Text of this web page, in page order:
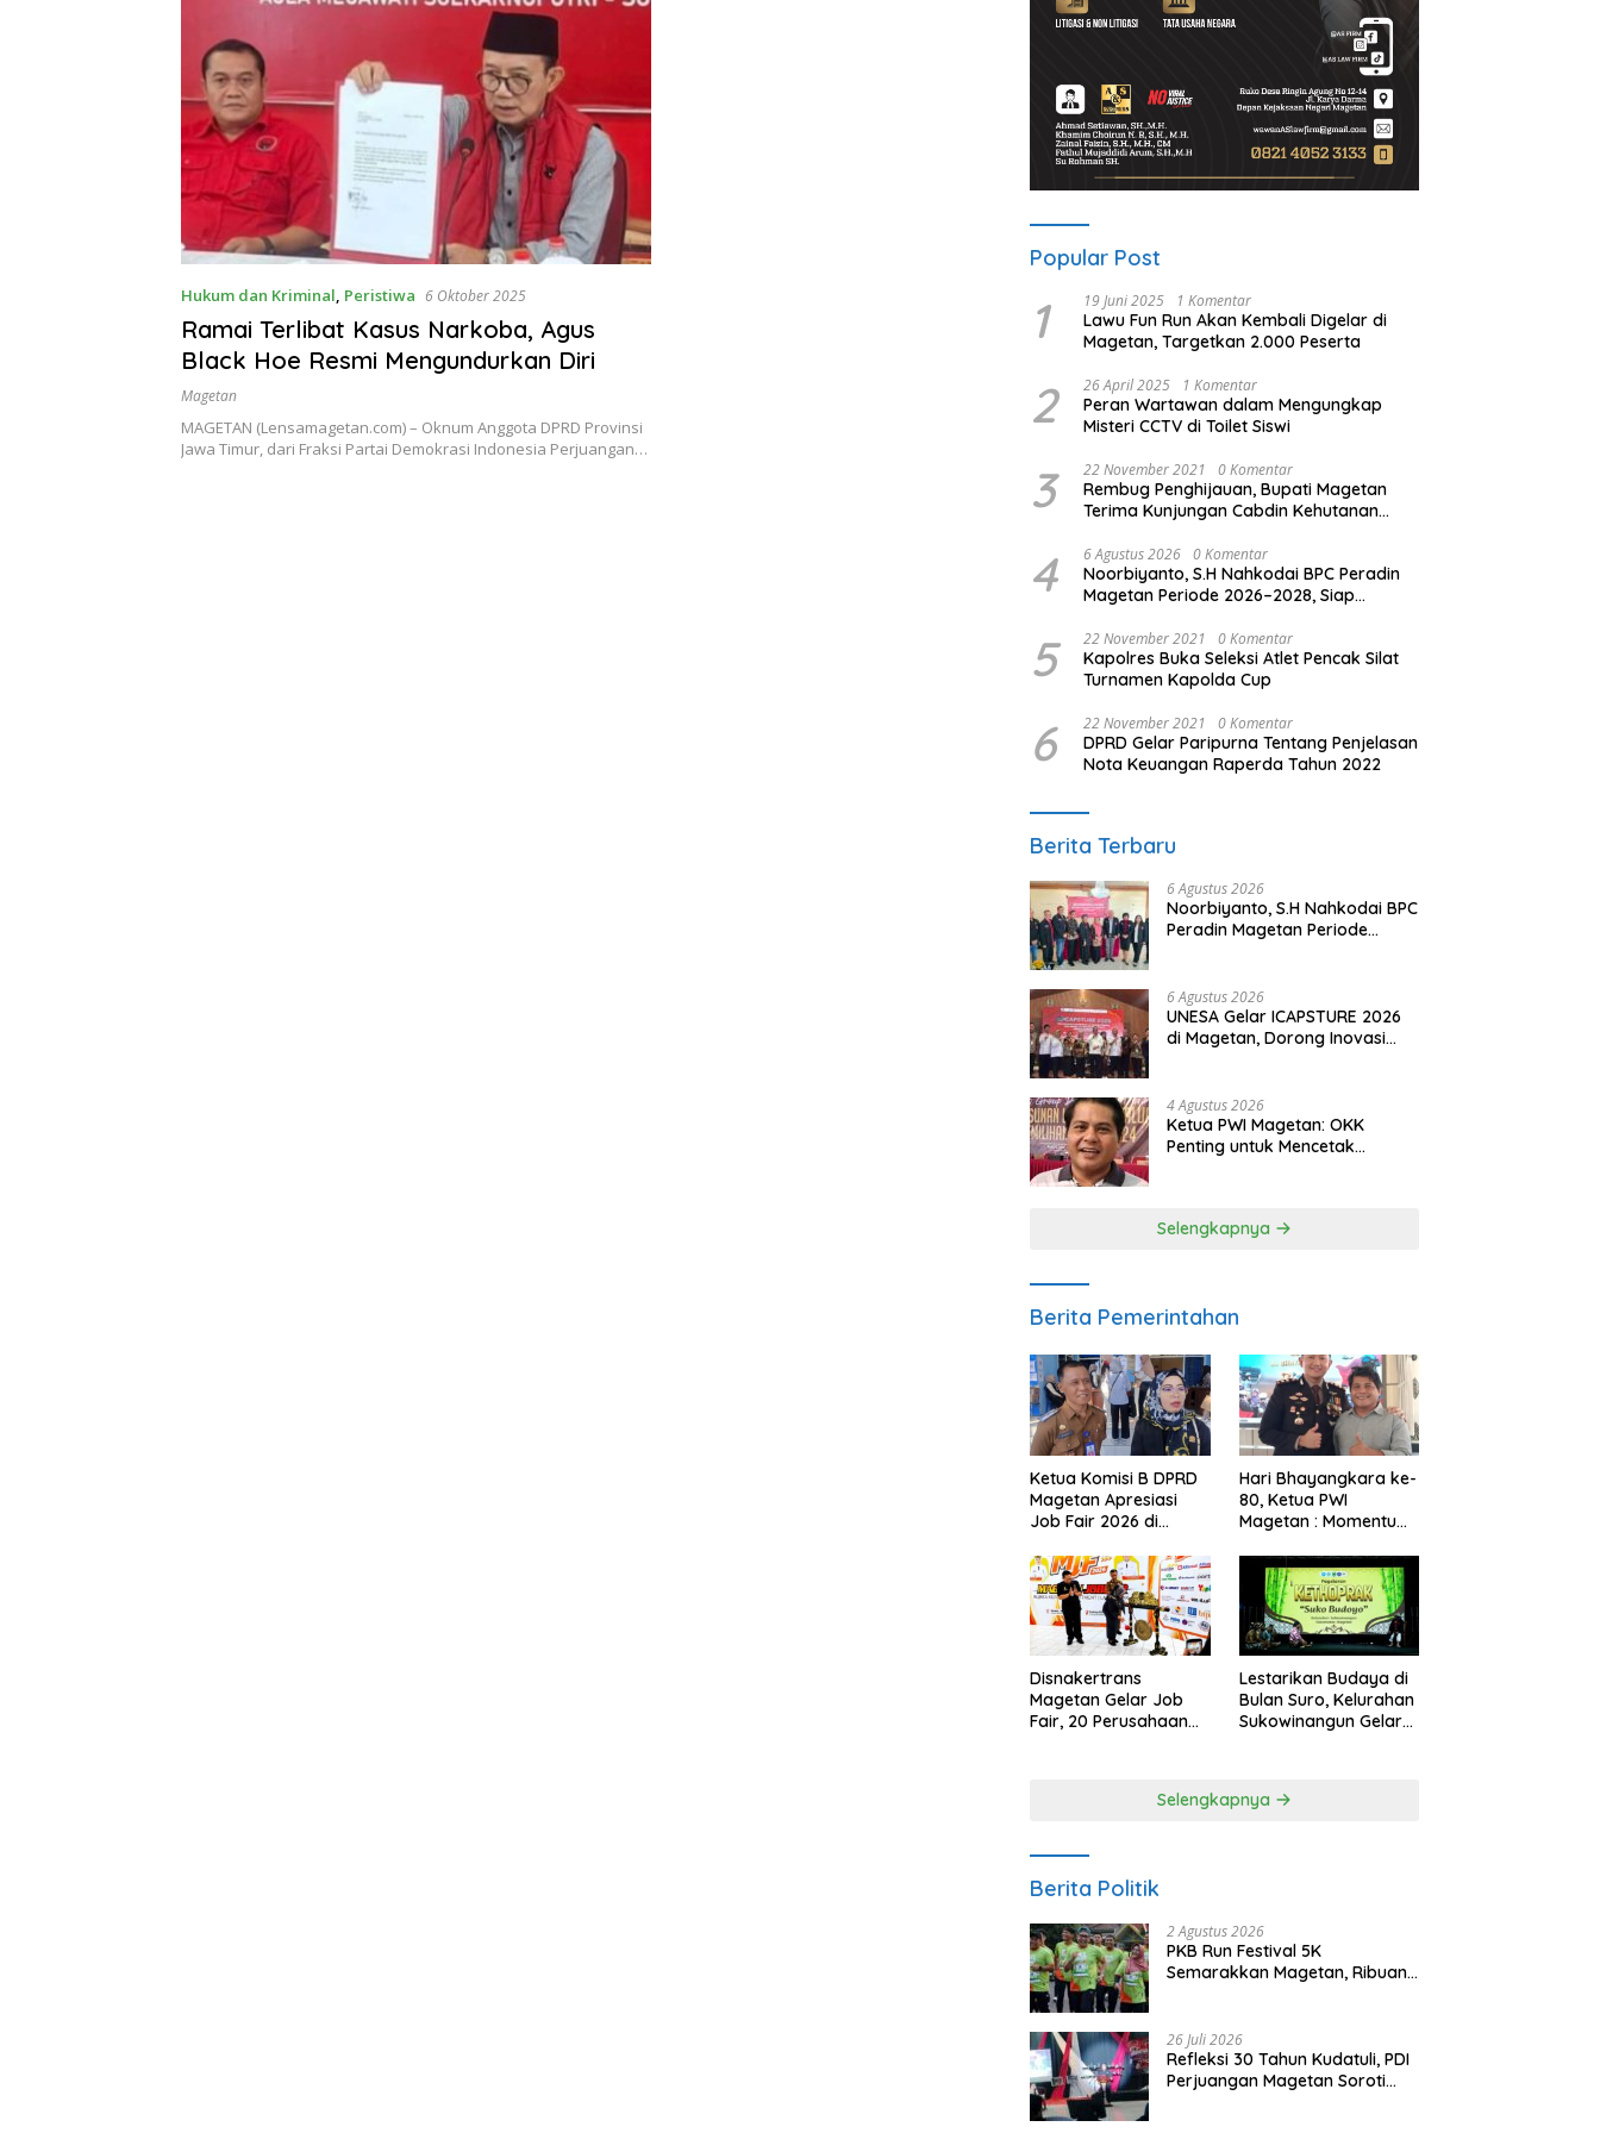
Hukum dan Kriminal, Peristiwa 6 Oktober 2025
Ramai Terlibat Kasus Narkoba, Agus
Black Hoe Resmi Mengundurkan Diri
Magetan
MAGETAN (Lensamagetan.com) – Oknum Anggota DPRD Provinsi
Jawa Timur, dari Fraksi Partai Demokrasi Indonesia Perjuangan…
Popular Post
1 19 Juni 2025 1 Komentar
Lawu Fun Run Akan Kembali Digelar di
Magetan, Targetkan 2.000 Peserta
2 26 April 2025 1 Komentar
Peran Wartawan dalam Mengungkap
Misteri CCTV di Toilet Siswi
3 22 November 2021 0 Komentar
Rembug Penghijauan, Bupati Magetan
Terima Kunjungan Cabdin Kehutanan
4 6 Agustus 2026 0 Komentar
Noorbiyanto, S.H Nahkodai BPC Peradin
Magetan Periode 2026–2028, Siap
5 22 November 2021 0 Komentar
Kapolres Buka Seleksi Atlet Pencak Silat
Turnamen Kapolda Cup
6 22 November 2021 0 Komentar
DPRD Gelar Paripurna Tentang Penjelasan
Nota Keuangan Raperda Tahun 2022
Berita Terbaru
6 Agustus 2026
Noorbiyanto, S.H Nahkodai BPC
Peradin Magetan Periode
6 Agustus 2026
UNESA Gelar ICAPSTURE 2026
di Magetan, Dorong Inovasi
4 Agustus 2026
Ketua PWI Magetan: OKK
Penting untuk Mencetak
Selengkapnya
Berita Pemerintahan
Ketua Komisi B DPRD
Magetan Apresiasi
Job Fair 2026 di
Anggaran
Hari Bhayangkara ke-
80, Ketua PWI
Magetan : Momentum
Kepercayaan Publik
Disnakertrans
Magetan Gelar Job
Fair, 20 Perusahaan
Lestarikan Budaya di
Bulan Suro, Kelurahan
Sukowinangun Gelar
Selengkapnya
Berita Politik
2 Agustus 2026
PKB Run Festival 5K
Semarakkan Magetan, Ribuan
26 Juli 2026
Refleksi 30 Tahun Kudatuli, PDI
Perjuangan Magetan Soroti